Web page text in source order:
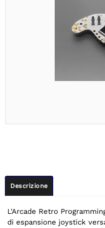
Descrizione
L'Arcade Retro
di espansione joystick